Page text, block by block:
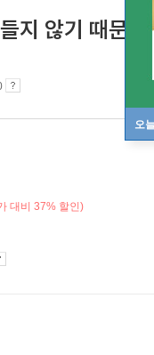
오
지 않기 때문, -
대비 37% 할인)